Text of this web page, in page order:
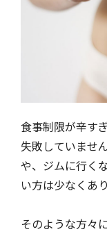
食事制限が辛す
失敗していませ
や、ジムに行く
い方は少なくあ
そのような方々